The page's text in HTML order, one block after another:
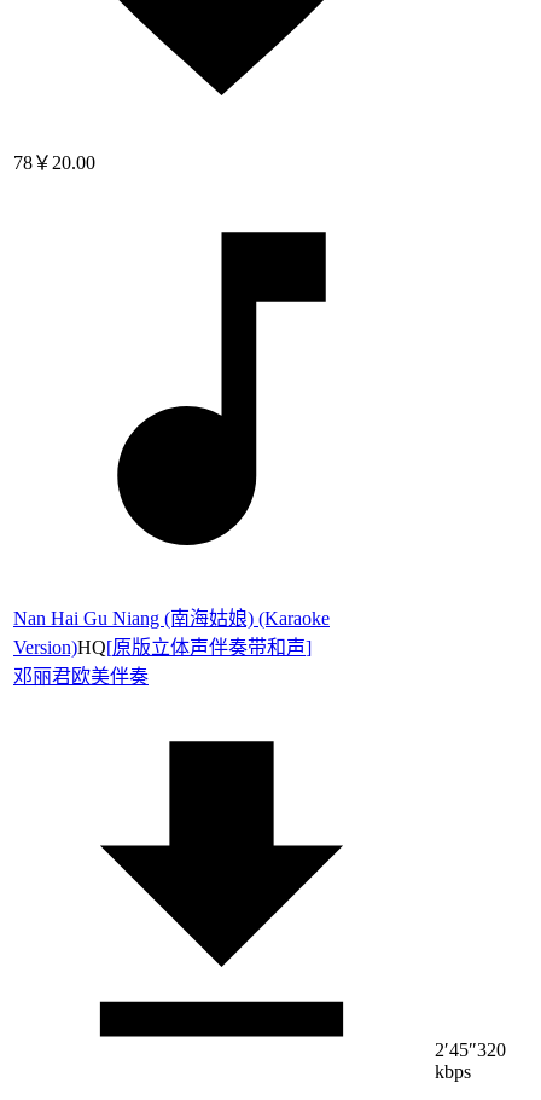
78￥20.00
Nan Hai Gu Niang (南海姑娘) (Karaoke
Version)HQ[原版立体声伴奏带和声]
邓丽君欧美伴奏
2′45″320
kbps